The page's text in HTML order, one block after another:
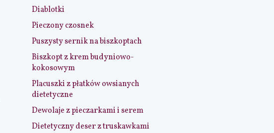
Diablotki
Pieczony czosnek
Puszysty sernik na biszkoptach
Biszkopt z krem budyniowo-
kokosowym
Placuszki z płatków owsianych
dietetyczne
Dewolaje z pieczarkami i serem
Dietetyczny deser z truskawkami